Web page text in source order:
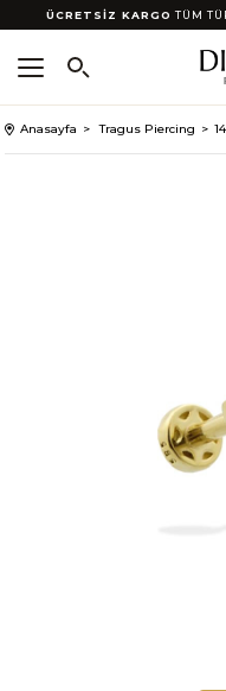
ÜCRETSİZ KARGO TÜM
Anasayfa Tragus Piercing